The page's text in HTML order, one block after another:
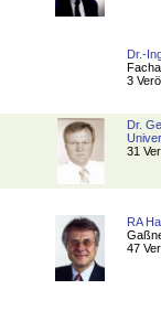
Dr.-
3
Dr.
31
RA
47